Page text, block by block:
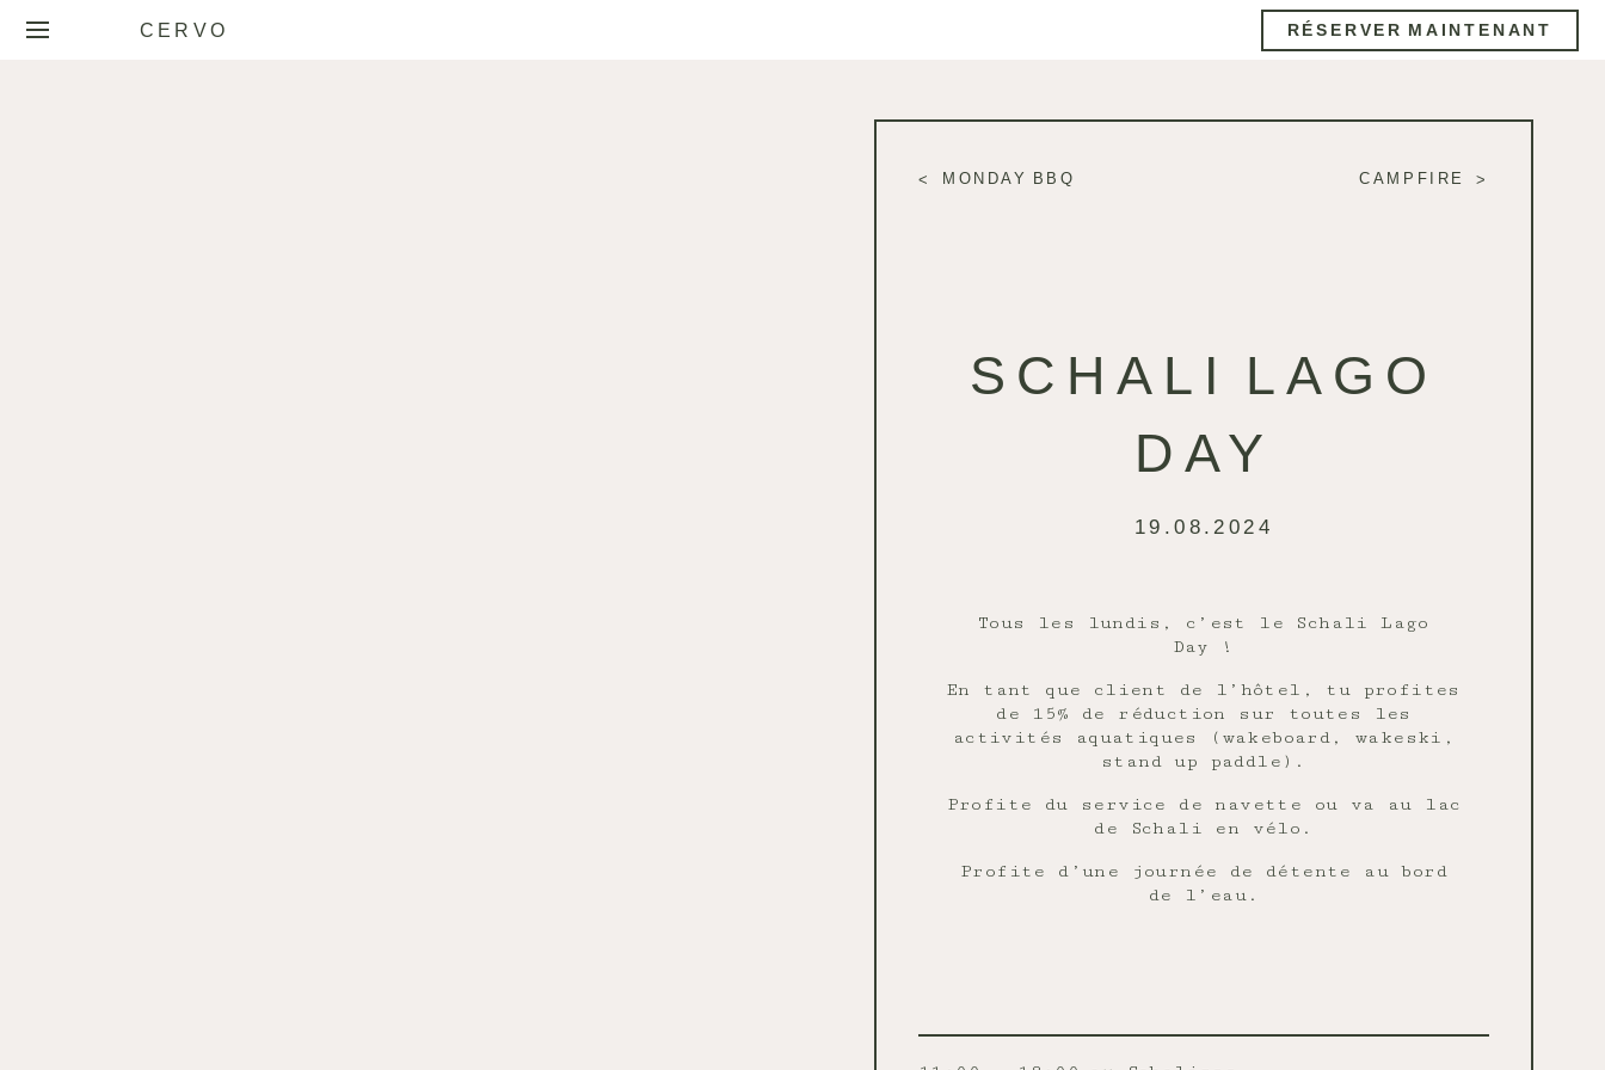
CERVO RÉSERVER MAINTENANT
MONDAY BBQ CAMPFIRE
SCHALI LAGO
DAY
19.08.2024
Tous les lundis, c’est le Schali Lago
Day !
En tant que client de l’hôtel, tu profites
de 15% de réduction sur toutes les
activités aquatiques (wakeboard, wakeski,
stand up paddle).
Profite du service de navette ou va au lac
de Schali en vélo.
Profite d’une journée de détente au bord
de l’eau.